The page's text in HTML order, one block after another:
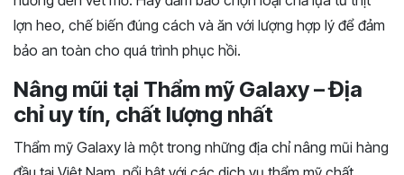
lợn heo, chế biến đúng cách và ăn với lượng hợp lý để đảm
bảo an toàn cho quá trình phục hồi.
Nâng mũi tại Thẩm mỹ Galaxy – Địa
chỉ uy tín, chất lượng nhất
Thẩm mỹ Galaxy là một trong những địa chỉ nâng mũi hàng